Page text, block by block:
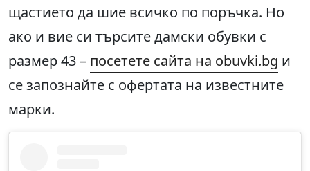
щастието да шие всичко по поръчка. Но
ако и вие си търсите дамски обувки с
размер 43 – посетете сайта на obuvki.bg и
се запознайте с офертата на известните
марки.